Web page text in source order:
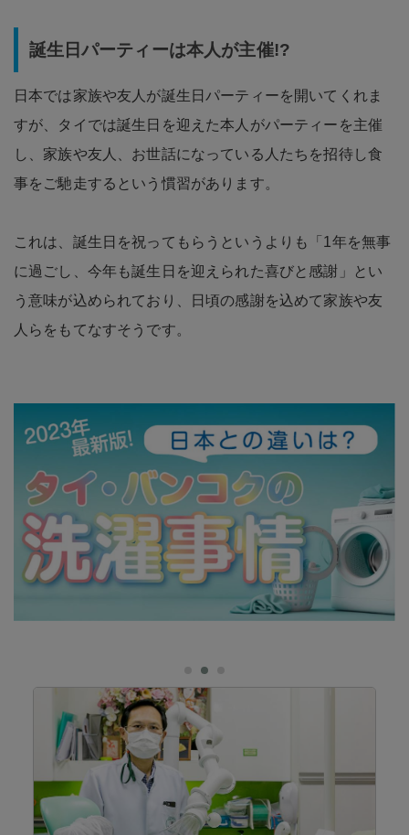
誕生日パーティーは本人が主催!?
日本では家族や友人が誕生日パーティーを開いてくれま
すが、タイでは誕生日を迎えた本人がパーティーを主催
し、家族や友人、お世話になっている人たちを招待し食
事をご馳走するという慣習があります。
これは、誕生日を祝ってもらうというよりも「1年を無事
に過ごし、今年も誕生日を迎えられた喜びと感謝」とい
う意味が込められており、日頃の感謝を込めて家族や友
人らをもてなすそうです。